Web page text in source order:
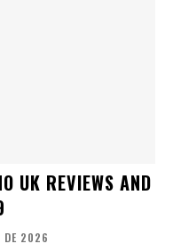
UK REVIEWS AND
DE 2026